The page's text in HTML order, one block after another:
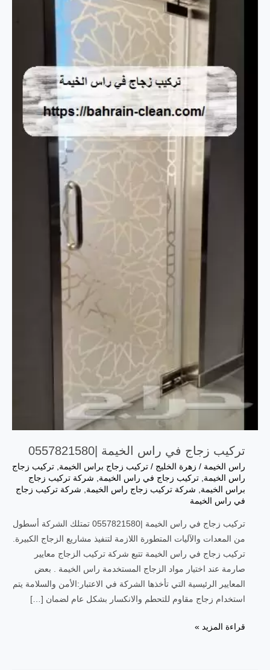
تركيب زجاج في راس الخيمة |0557821580
راس الخيمة / زهرة الخليج / تركيب زجاج براس الخيمة تركيب زجاج
راس الخيمة تركيب زجاج في راس الخيمة
شركة تركيب زجاج
براس الخيمة
شركة تركيب زجاج راس الخيمة
شركة تركيب زجاج
في راس الخيمة
تركيب زجاج في راس الخيمة |0557821580 تمتلك الشركة أسطول
من المعدات والآليات المتطورة اللازمة لتنفيذ مشاريع الزجاج الكبيرة.
تركيب زجاج في راس الخيمة تتبع شركة تركيب الزجاج معايير
صارمة عند اختيار مواد الزجاج المستخدمة راس الخيمة . بعض
المعايير الرئيسية التي تأخذها الشركة في الاعتبار:الأمن والسلامة يتم
استخدام زجاج مقاوم للتحطم والانكسار بشكل عام لضمان […]
قراءة المزيد »